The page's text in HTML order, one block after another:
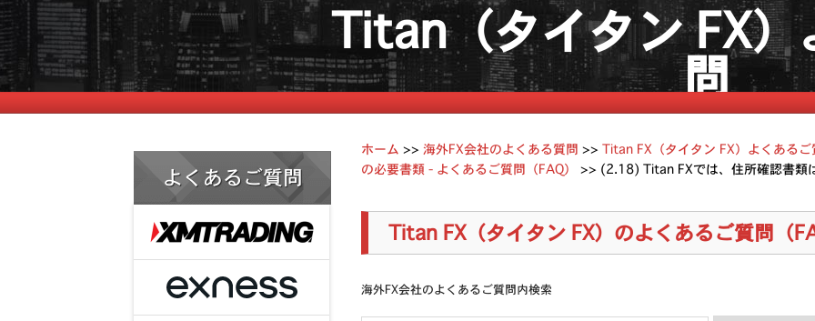
Titan（タイタン FX）
問
よくあるご質問
ホーム >> 海外FX会社のよくある質問 >> Titan FX（タイタン FX）よくあるご
の必要書類 - よくあるご質問（FAQ）
>> (2.18) Titan FXでは、住所確認書類
Titan FX（タイタン FX）のよくあるご質問（
海外FX会社のよくあるご質問内検索